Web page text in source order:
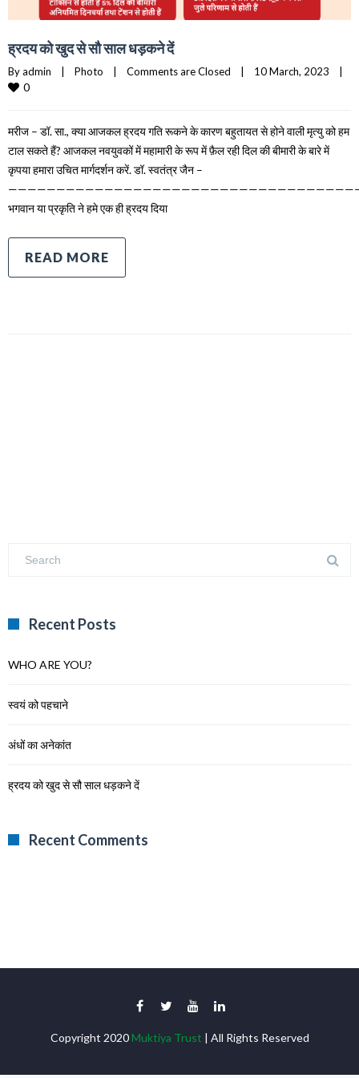
ह्रदय को खुद से सौ साल धड़कने दें
By admin | Photo | Comments are Closed | 10 March, 2023 |
0
मरीज – डॉ. सा., क्या आजकल ह्रदय गति रूकने के कारण बहुतायत से होने वाली मृत्यु को हम
टाल सकते हैं? आजकल नवयुवकों में महामारी के रूप में फ़ैल रही दिल की बीमारी के बारे में
कृपया हमारा उचित मार्गदर्शन करें. डॉ. स्वतंत्र जैन –
भगवान या प्रकृति ने हमे एक ही ह्रदय दिया
READ MORE
Recent Posts
WHO ARE YOU?
स्वयं को पहचाने
अंधों का अनेकांत
ह्रदय को खुद से सौ साल धड़कने दें
Recent Comments
Copyright 2020Muktiya Trust | All Rights Reserved